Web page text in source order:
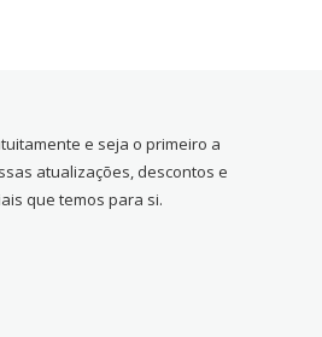
e seja o primeiro a
atualizações, descontos e
que temos para si.